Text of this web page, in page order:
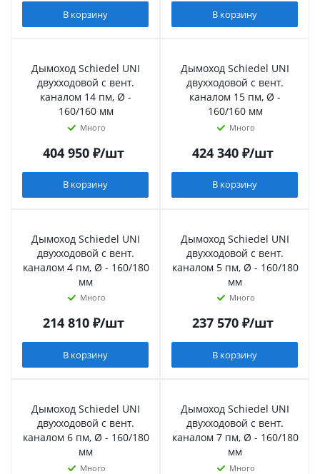
В корзину В корзину
Дымоход Schiedel UNI
двухходовой с вент.
каналом 14 пм, Ø -
160/160 мм
Много
404 950₽/шт
В корзину
Дымоход Schiedel UNI
двухходовой с вент.
каналом 15 пм, Ø -
160/160 мм
Много
424 340₽/шт
В корзину
Дымоход Schiedel UNI
двухходовой с вент.
каналом 4 пм, Ø - 160/180
мм
Много
214 810₽/шт
В корзину
Дымоход Schiedel UNI
двухходовой с вент.
каналом 5 пм, Ø - 160/180
мм
Много
237 570₽/шт
В корзину
Дымоход Schiedel UNI
двухходовой с вент.
каналом 6 пм, Ø - 160/180
мм
Много
Дымоход Schiedel UNI
двухходовой с вент.
каналом 7 пм, Ø - 160/180
мм
Много